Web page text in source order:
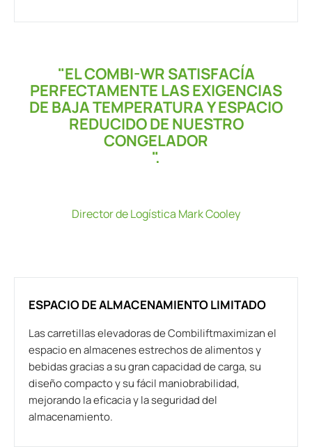
"EL COMBI-WR SATISFACÍA
PERFECTAMENTE LAS EXIGENCIAS
DE BAJA TEMPERATURA Y ESPACIO
REDUCIDO DE NUESTRO
CONGELADOR
".
Director de Logística Mark Cooley
ESPACIO DE ALMACENAMIENTO LIMITADO
Las carretillas elevadoras de Combiliftmaximizan el
espacio en almacenes estrechos de alimentos y
bebidas gracias a su gran capacidad de carga, su
diseño compacto y su fácil maniobrabilidad,
mejorando la eficacia y la seguridad del
almacenamiento.